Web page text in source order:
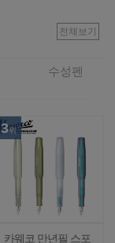
전체보기
수성펜
3위
카웨코 만년필 스포